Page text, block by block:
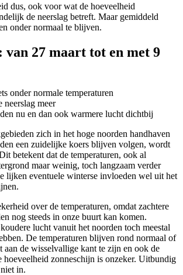
dus, ook voor wat de hoeveelheid
de neerslag betreft. Maar gemiddeld
onder normaal te blijven.
van 27 maart tot en met 9
onder normale temperaturen
neerslag meer
nu en dan ook warmere lucht dichtbij
zich in het hoge noorden handhaven
een zuidelijke koers blijven volgen, wordt
betekent dat de temperaturen, ook al
maar weinig, toch langzaam verder
lijken eventuele winterse invloeden wel uit het
over de temperaturen, omdat zachtere
nog steeds in onze buurt kan komen.
lucht vanuit het noorden toch meestal
De temperaturen blijven rond normaal of
aan de wisselvallige kant te zijn en ook de
zonneschijn is onzeker. Uitbundig
in.